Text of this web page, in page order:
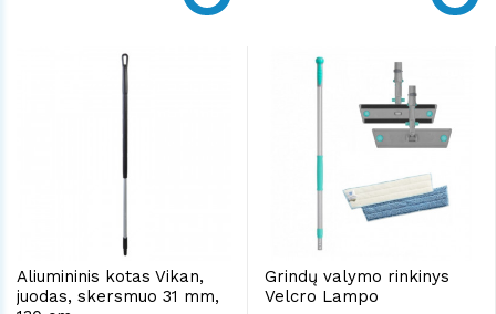
Aliumininis kotas Vikan,
juodas, skersmuo 31 mm,
Grindų valymo rinkinys
Velcro Lampo